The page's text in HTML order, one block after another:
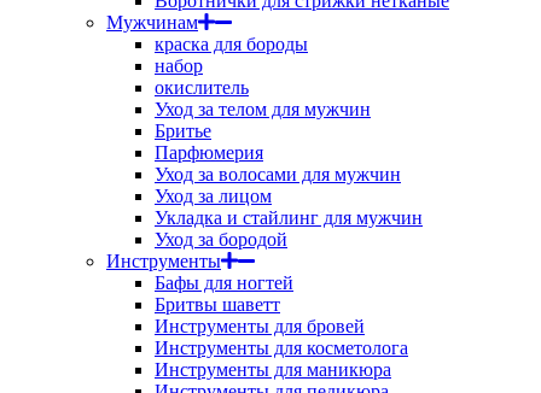
Мужчинам
краска для бороды
набор
окислитель
Уход за телом для мужчин
Бритье
Парфюмерия
Уход за волосами для мужчин
Уход за лицом
Укладка и стайлинг для мужчин
Уход за бородой
Инструменты
Бафы для ногтей
Бритвы шаветт
Инструменты для бровей
Инструменты для косметолога
Инструменты для маникюра